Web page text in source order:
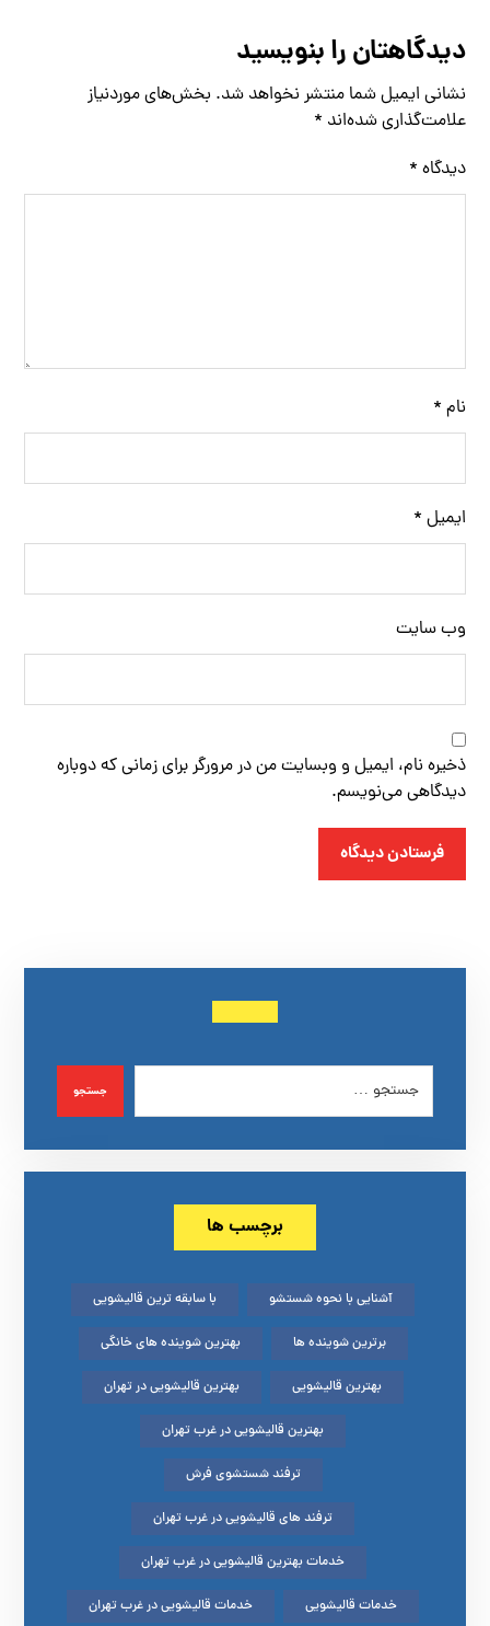
دیدگاهتان را بنویسید
نشانی ایمیل شما منتشر نخواهد شد. بخش‌های موردنیاز
علامت‌گذاری شده‌اند *
دیدگاه *
نام *
ایمیل *
وب‌ سایت
ذخیره نام، ایمیل و وبسایت من در مرورگر برای زمانی که دوباره
دیدگاهی می‌نویسم.
فرستادن دیدگاه
جستجو
برچسب ها
آشنایی با نحوه شستشو با سابقه ترین قالیشویی
برترین شوینده ها بهترین شوینده های خانگی
بهترین قالیشویی بهترین قالیشویی در تهران
بهترین قالیشویی در غرب تهران
ترفند شستشوی فرش
ترفند های قالیشویی در غرب تهران
خدمات بهترین قالیشویی در غرب تهران
خدمات قالیشویی خدمات قالیشویی در غرب تهران